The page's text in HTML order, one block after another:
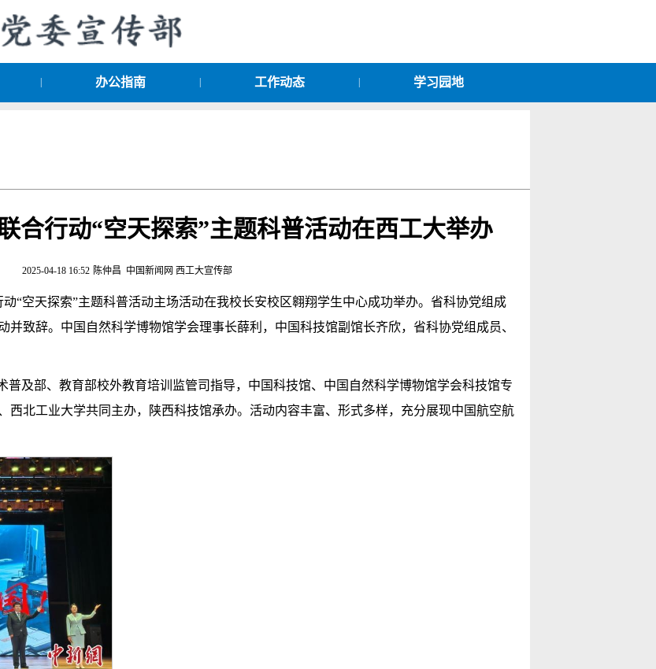
办公指南 工作动态 学习园地
合行动“空天探索”主题科普活动在西工大举办
2025-04-18 16:52 陈仲昌 中国新闻网 西工大宣传部
“空天探索”主题科普活动主场活动在我校长安校区翱翔学生中心成功举办。省科协党组成
并致辞。中国自然科学博物馆学会理事长薛利，中国科技馆副馆长齐欣，省科协党组成员、
普及部、教育部校外教育培训监管司指导，中国科技馆、中国自然科学博物馆学会科技馆专
西北工业大学共同主办，陕西科技馆承办。活动内容丰富、形式多样，充分展现中国航空航